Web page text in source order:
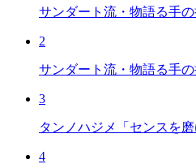
サンダート流・物語る手
2
サンダート流・物語る手
3
タンノハジメ「センスを
4